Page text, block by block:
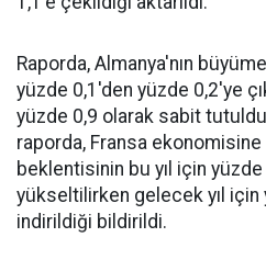
Raporda, Almanya'nın
yüzde 0,1'den yüzde 0,2'ye
yüzde 0,9 olarak sabit
raporda, Fransa
beklentisinin bu yıl için
yükseltilirken gelecek yıl
indirildiği bildirildi.